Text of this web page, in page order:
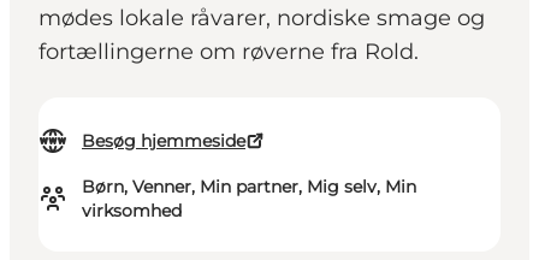
mødes lokale råvarer, nordiske smage og
fortællingerne om røverne fra Rold.
Besøg hjemmeside
Børn, Venner, Min partner, Mig selv, Min
virksomhed